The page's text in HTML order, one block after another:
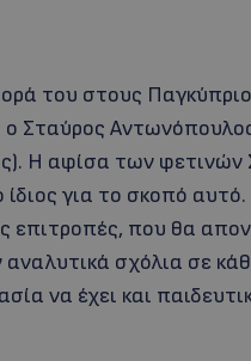
του στους
ο Σταύρος
Η αφίσα των φετινών
για το σκοπό
επιτροπές, που θα
αναλυτικά σχόλια σε
να έχει και